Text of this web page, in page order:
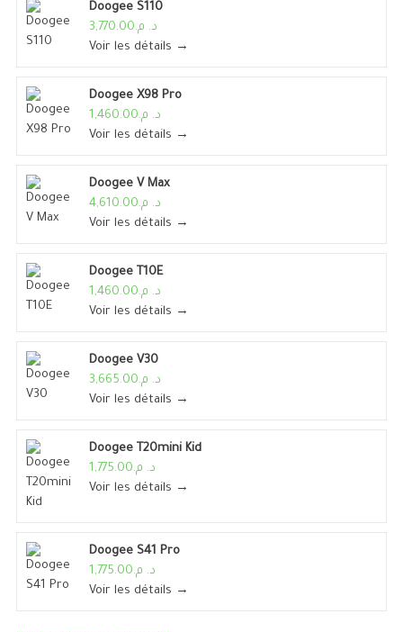
Doogee S110
د. م.3,770.00
Voir les détails →
Doogee X98 Pro
د. م.1,460.00
Voir les détails →
Doogee V Max
د. م.4,610.00
Voir les détails →
Doogee T10E
د. م.1,460.00
Voir les détails →
Doogee V30
د. م.3,665.00
Voir les détails →
Doogee T20mini Kid
د. م.1,775.00
Voir les détails →
Doogee S41 Pro
د. م.1,775.00
Voir les détails →